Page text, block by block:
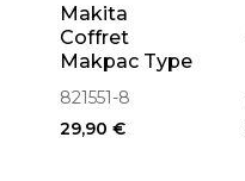
Makita
Coffret
Makpac Type
3
(395X295X215mm)
(821551-8)
821551-8
29,90 €